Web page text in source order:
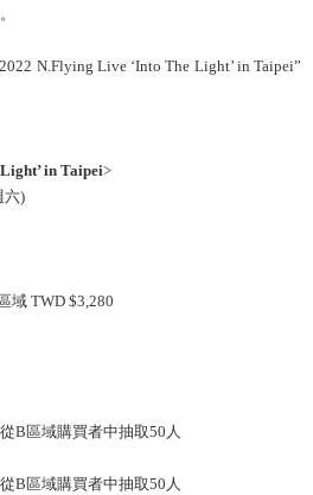
N.Flying Live ‘Into The Light’ in Taipei”
in Taipei>
六)
域 TWD $3,280
B區域購買者中抽取50人
B區域購買者中抽取50人